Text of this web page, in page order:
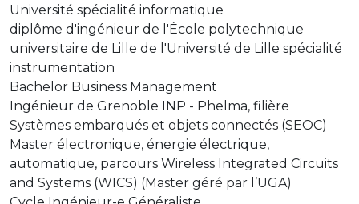
Université spécialité informatique
diplôme d'ingénieur de l'École polytechnique
universitaire de Lille de l'Université de Lille spécialité
instrumentation
Bachelor Business Management
Ingénieur de Grenoble INP - Phelma, filière
Systèmes embarqués et objets connectés (SEOC)
Master électronique, énergie électrique,
automatique, parcours Wireless Integrated Circuits
and Systems (WICS) (Master géré par l’UGA)